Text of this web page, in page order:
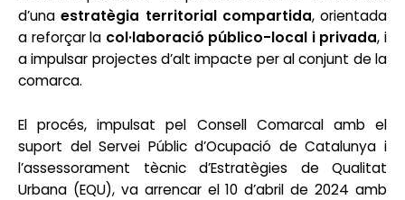
d’unaestratègia territorial compartida, orientada
a reforçar la col·laboració público-local i privada, i
a impulsar projectes d’alt impacte per al conjunt de la
comarca.
El procés, impulsat pel Consell Comarcal amb el
suport del Servei Públic d’Ocupació de Catalunya i
l’assessorament tècnic d’Estratègies de Qualitat
Urbana (EQU), va arrencar el 10 d’abril de 2024 amb